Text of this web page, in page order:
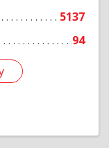
5137
94